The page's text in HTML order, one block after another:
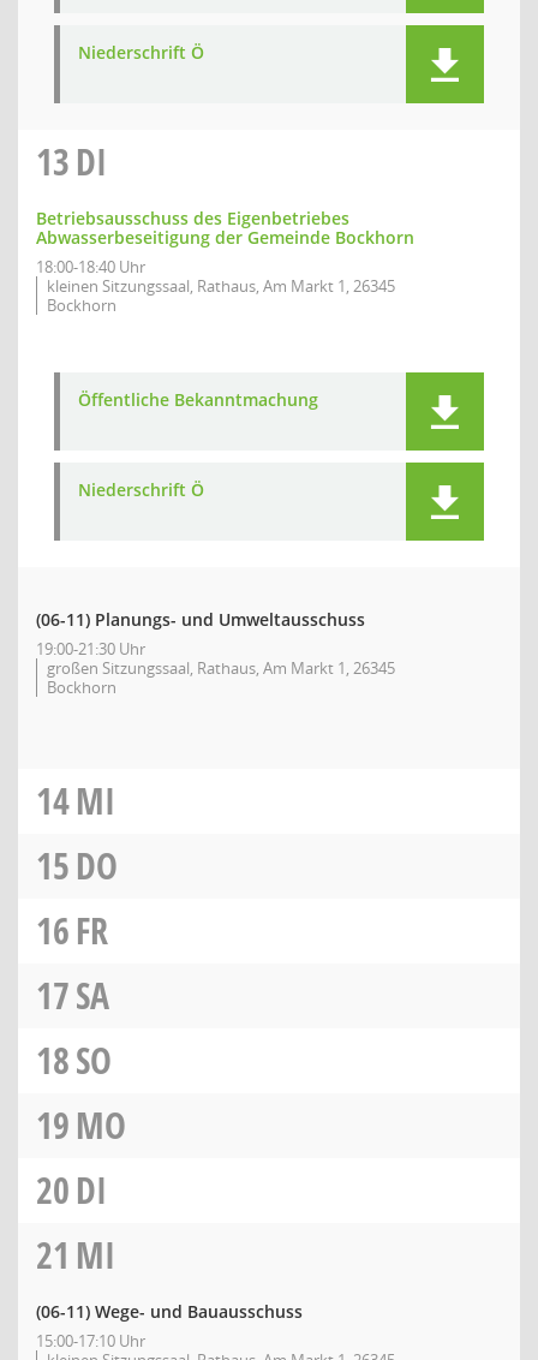
Niederschrift Ö
13DI
Betriebsausschuss des Eigenbetriebes
Abwasserbeseitigung der Gemeinde Bockhorn
18:00-18:40 Uhr
kleinen Sitzungssaal, Rathaus, Am Markt 1, 26345
Bockhorn
Öffentliche Bekanntmachung
Niederschrift Ö
(06-11) Planungs- und Umweltausschuss
19:00-21:30 Uhr
großen Sitzungssaal, Rathaus, Am Markt 1, 26345
Bockhorn
14MI
15DO
16FR
17SA
18SO
19MO
20DI
21 MI
(06-11) Wege- und Bauausschuss
15:00-17:10 Uhr